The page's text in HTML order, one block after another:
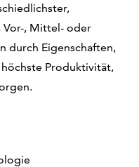
Vor-, Mittel- oder
durch Eigenschaften,
Produktivität,